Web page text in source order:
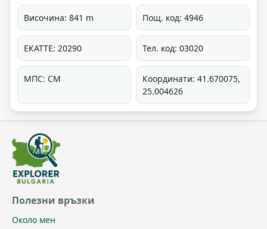
Височина: 841 m Пощ. код: 4946
ЕКАТТЕ: 20290 Тел. код: 03020
МПС: СМ
Координати: 41.670075,
25.004626
Полезни връзки
Около мен